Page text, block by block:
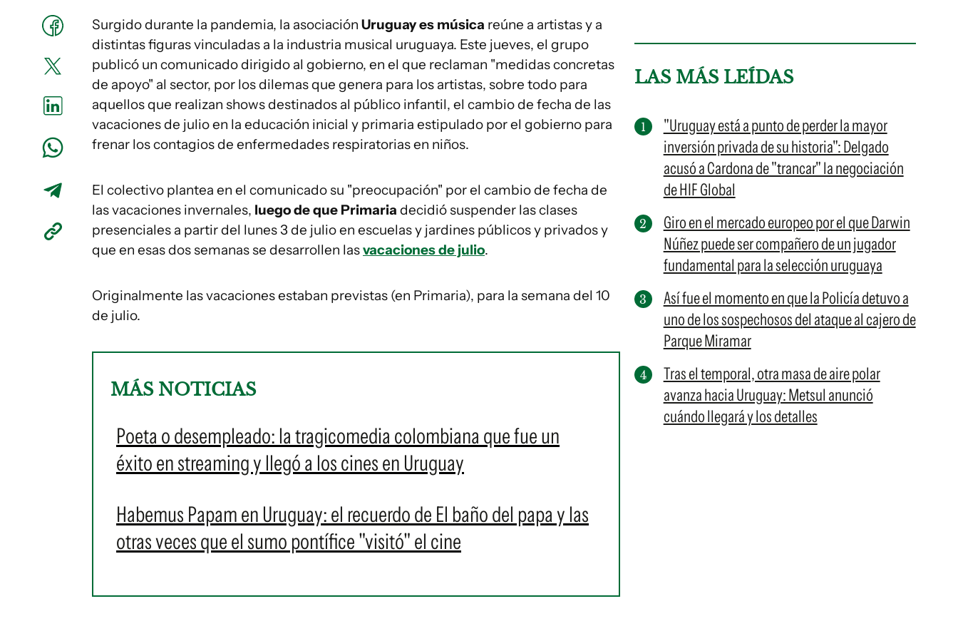
Surgido durante la pandemia, la asociación Uruguay es música reúne a artistas y a
distintas figuras vinculadas a la industria musical uruguaya. Este jueves, el grupo
publicó un comunicado dirigido al gobierno, en el que reclaman "medidas concretas
de apoyo" al sector, por los dilemas que genera para los artistas, sobre todo para
aquellos que realizan shows destinados al público infantil, el cambio de fecha de las
vacaciones de julio en la educación inicial y primaria estipulado por el gobierno para
frenar los contagios de enfermedades respiratorias en niños.
El colectivo plantea en el comunicado su "preocupación" por el cambio de fecha de
las vacaciones invernales, luego de que Primaria decidió suspender las clases
presenciales a partir del lunes 3 de julio en escuelas y jardines públicos y privados y
que en esas dos semanas se desarrollen lasvacaciones de julio.
Originalmente las vacaciones estaban previstas (en Primaria), para la semana del 10
de julio.
MÁS NOTICIAS
Poeta o desempleado: la tragicomedia colombiana que fue un
éxito en streaming y llegó a los cines en Uruguay
Habemus Papam en Uruguay: el recuerdo de El baño del papa y las
otras veces que el sumo pontífice "visitó" el cine
LAS MÁS LEÍDAS
"Uruguay está a punto de perder la mayor
inversión privada de su historia": Delgado
acusó a Cardona de "trancar" la negociación
de HIF Global
Giro en el mercado europeo por el que Darwin
Núñez puede ser compañero de un jugador
fundamental para la selección uruguaya
Así fue el momento en que la Policía detuvo a
uno de los sospechosos del ataque al cajero de
Parque Miramar
Tras el temporal, otra masa de aire polar
avanza hacia Uruguay: Metsul anunció
cuándo llegará y los detalles